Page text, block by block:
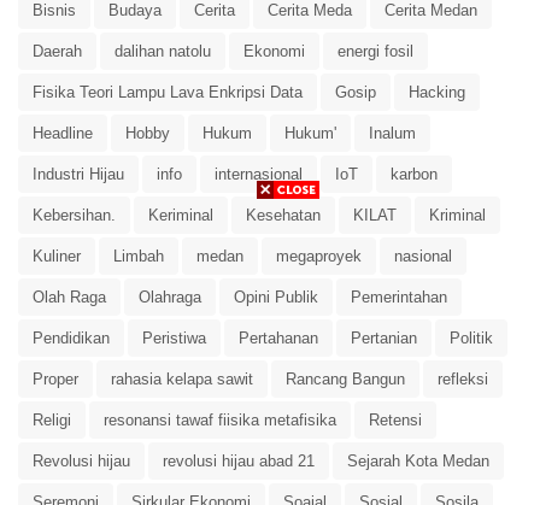
Bisnis Budaya Cerita Cerita Meda Cerita Medan
Daerah dalihan natolu Ekonomi energi fosil
Fisika Teori Lampu Lava Enkripsi Data Gosip Hacking
Headline Hobby Hukum Hukum' Inalum
Industri Hijau info internasional IoT karbon
Kebersihan. Keriminal Kesehatan KILAT Kriminal
Kuliner Limbah medan megaproyek nasional
Olah Raga Olahraga Opini Publik Pemerintahan
Pendidikan Peristiwa Pertahanan Pertanian Politik
Proper rahasia kelapa sawit Rancang Bangun refleksi
Religi resonansi tawaf fiisika metafisika Retensi
Revolusi hijau revolusi hijau abad 21 Sejarah Kota Medan